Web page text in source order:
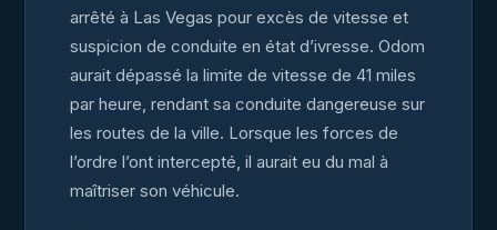
arrêté à Las Vegas pour excès de vitesse et
suspicion de conduite en état d’ivresse. Odom
aurait dépassé la limite de vitesse de 41 miles
par heure, rendant sa conduite dangereuse sur
les routes de la ville. Lorsque les forces de
l’ordre l’ont intercepté, il aurait eu du mal à
maîtriser son véhicule.